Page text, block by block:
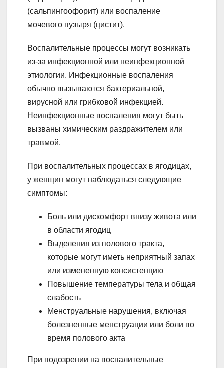
(сальпингоофорит) или воспаление
мочевого пузыря (цистит).
Воспалительные процессы могут возникать
из-за инфекционной или неинфекционной
этиологии. Инфекционные воспаления
обычно вызываются бактериальной,
вирусной или грибковой инфекцией.
Неинфекционные воспаления могут быть
вызваны химическим раздражителем или
травмой.
При воспалительных процессах в ягодицах,
у женщин могут наблюдаться следующие
симптомы:
Боль или дискомфорт внизу живота или
в области ягодиц
Выделения из полового тракта,
которые могут иметь неприятный запах
или измененную консистенцию
Повышение температуры тела и общая
слабость
Менструальные нарушения, включая
болезненные менструации или боли во
время полового акта
При подозрении на воспалительные